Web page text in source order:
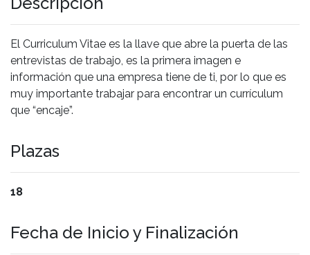
El Curriculum Vitae es la llave que abre la puerta de las
entrevistas de trabajo, es la primera imagen e
información que una empresa tiene de ti, por lo que es
muy importante trabajar para encontrar un currículum
que “encaje”.
Plazas
18
Fecha de Inicio y Finalización